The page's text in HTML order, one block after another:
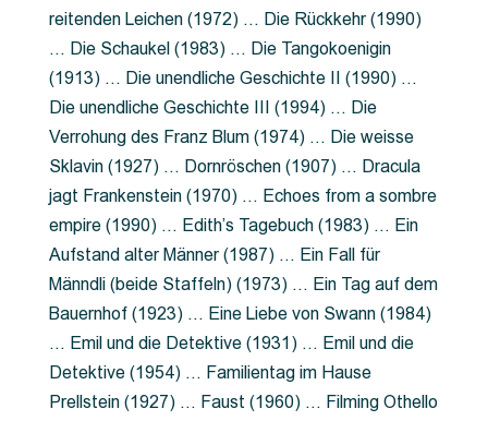
reitenden Leichen (1972) … Die Rückkehr (1990)
… Die Schaukel (1983) … Die Tangokoenigin
(1913) … Die unendliche Geschichte II (1990) …
Die unendliche Geschichte III (1994) … Die
Verrohung des Franz Blum (1974) … Die weisse
Sklavin (1927) … Dornröschen (1907) … Dracula
jagt Frankenstein (1970) … Echoes from a sombre
empire (1990) … Edith’s Tagebuch (1983) … Ein
Aufstand alter Männer (1987) … Ein Fall für
Männdli (beide Staffeln) (1973) … Ein Tag auf dem
Bauernhof (1923) … Eine Liebe von Swann (1984)
… Emil und die Detektive (1931) … Emil und die
Detektive (1954) … Familientag im Hause
Prellstein (1927) … Faust (1960) … Filming Othello